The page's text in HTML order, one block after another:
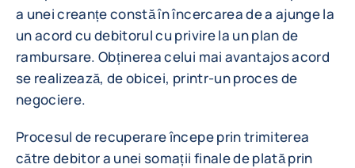
a unei creanțe constă în încercarea de a ajunge la
un acord cu debitorul cu privire la un plan de
rambursare. Obținerea celui mai avantajos acord
se realizează, de obicei, printr-un proces de
negociere.
Procesul de recuperare începe prin trimiterea
către debitor a unei somații finale de plată prin